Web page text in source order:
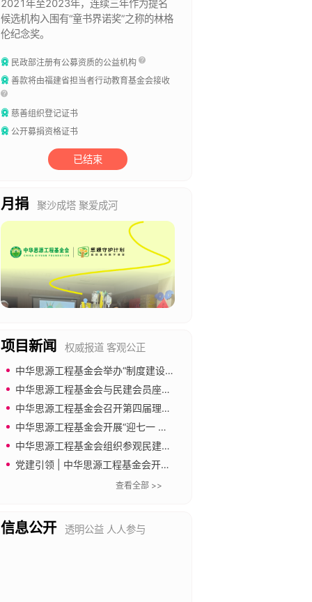
2021年至2023年，连续三年作为提名
候选机构入围有“童书界诺奖”之称的林格
伦纪念奖。
民政部注册有公募资质的公益机构
善款将由福建省担当者行动教育基金会接收
慈善组织登记证书
公开募捐资格证书
已结束
月捐 聚沙成塔 聚爱成河
项目新闻
权威报道 客观公正
中华思源工程基金会举办“制度建设与合规管理”专题培训
中华思源工程基金会与民建会员座谈 共促公益慈善事业发展
中华思源工程基金会召开第四届理事会第四次会议
中华思源工程基金会开展“迎七一 强党建 倡廉洁”主题党日活动
中华思源工程基金会组织参观民建中央会史馆
党建引领 | 中华思源工程基金会开展“传承长城精神 奋进新征程”主题党日暨工会文体活动
查看全部 >>
信息公开 透明公益 人人参与